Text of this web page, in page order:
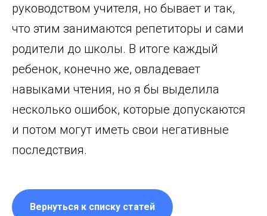
руководством учителя, но бывает и так,
что этим занимаются репетиторы и сами
родители до школы. В итоге каждый
ребенок, конечно же, овладевает
навыками чтения, но я бы выделила
несколько ошибок, которые допускаются
и потом могут иметь свои негативные
последствия.
Вернуться к списку статей